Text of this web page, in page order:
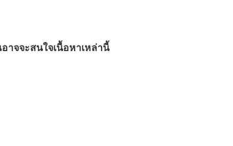
าจจะสนใจเนื้อหาเหล่านี้